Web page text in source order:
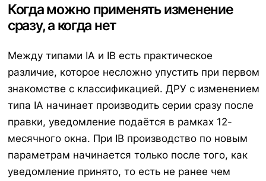
Когда можно применять изменение
сразу, а когда нет
Между типами IA и IB есть практическое
различие, которое несложно упустить при первом
знакомстве с классификацией. ДРУ с изменением
типа IA начинает производить серии сразу после
правки, уведомление подаётся в рамках 12-
месячного окна. При IB производство по новым
параметрам начинается только после того, как
уведомление принято, то есть не ранее чем